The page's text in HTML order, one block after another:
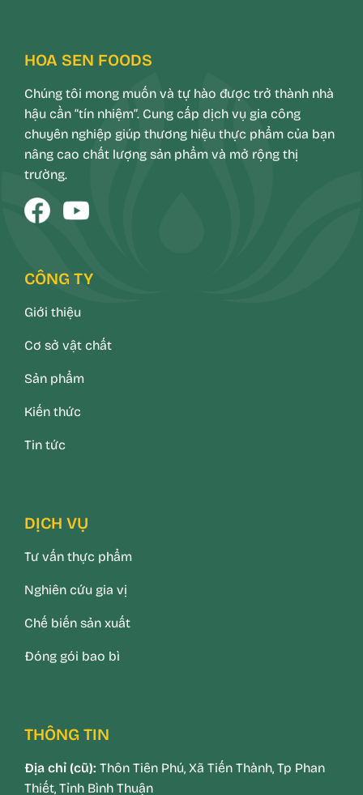
HOA SEN FOODS
Chúng tôi mong muốn và tự hào được trở thành nhà
hậu cần “tín nhiệm”. Cung cấp dịch vụ gia công
chuyên nghiệp giúp thương hiệu thực phẩm của bạn
nâng cao chất lượng sản phẩm và mở rộng thị
trường.
CÔNG TY
Giới thiệu
Cơ sở vật chất
Sản phẩm
Kiến thức
Tin tức
DỊCH VỤ
Tư vấn thực phẩm
Nghiên cứu gia vị
Chế biến sản xuất
Đóng gói bao bì
THÔNG TIN
Địa chỉ (cũ): Thôn Tiên Phú, Xã Tiến Thành, Tp Phan
Thiết, Tỉnh Bình Thuận